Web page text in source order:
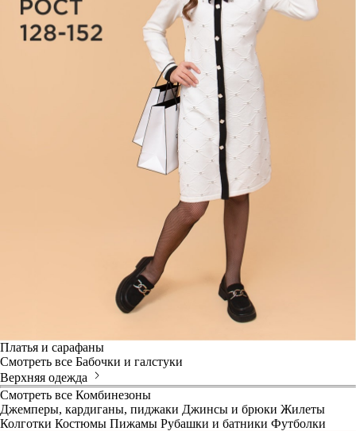
Платья и сарафаны
Смотреть все Бабочки и галстуки
Верхняя одежда
Смотреть все Комбинезоны
Джемперы, кардиганы, пиджаки Джинсы и брюки Жилеты
Колготки Костюмы Пижамы Рубашки и батники Футболки